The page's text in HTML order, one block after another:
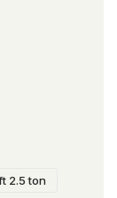
2.5 ton